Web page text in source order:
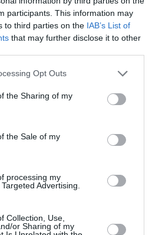
participants. This information may
to third parties on the IAB’s List of
that may further disclose it to other
app uses one or more Google
usage behaviour. You may click to
Google and its third-party tags to
specified purposes in below Google
Opt Outs
the Sharing of my
the Sale of my
processing my
Advertising.
Collection, Use,
or Sharing of my
ότι οι αντιαεροπορικές της
605 ουκρανικά μη
(drones) κατά τη διάρκεια
20 περιφέρειες της χώρας
Κρι...
Πλανήτης